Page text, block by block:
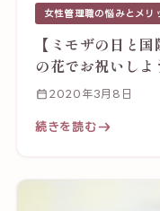
女性管理職の悩みとメリ
【ミモザの日と
の花でお祝いしよ
2020年3月8日
続きを読む